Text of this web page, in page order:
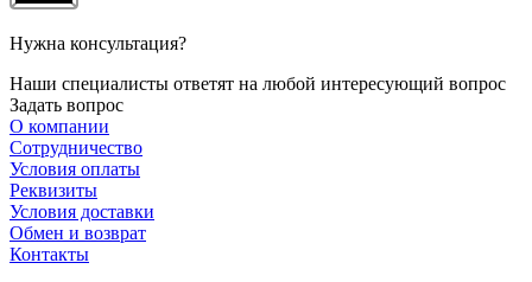
Нужна консультация?
Наши специалисты ответят на любой интересующий вопрос
Задать вопрос
О компании
Сотрудничество
Условия оплаты
Реквизиты
Условия доставки
Обмен и возврат
Контакты